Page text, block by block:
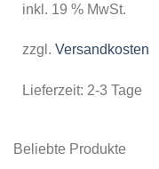
inkl. 19 % MwSt.
zzgl. Versandkosten
Lieferzeit: 2-3 Tage
Beliebte Produkte